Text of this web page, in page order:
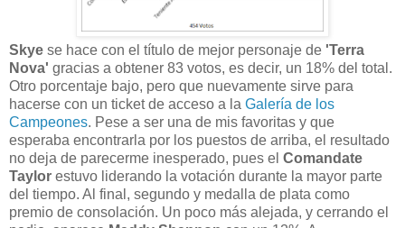
Skye se hace con el título de mejor personaje de 'Terra
Nova' gracias a obtener 83 votos, es decir, un 18% del total.
Otro porcentaje bajo, pero que nuevamente sirve para
hacerse con un ticket de acceso a la Galería de los
Campeones. Pese a ser una de mis favoritas y que
esperaba encontrarla por los puestos de arriba, el resultado
no deja de parecerme inesperado, pues el Comandate
Taylor estuvo liderando la votación durante la mayor parte
del tiempo. Al final, segundo y medalla de plata como
premio de consolación. Un poco más alejada, y cerrando el